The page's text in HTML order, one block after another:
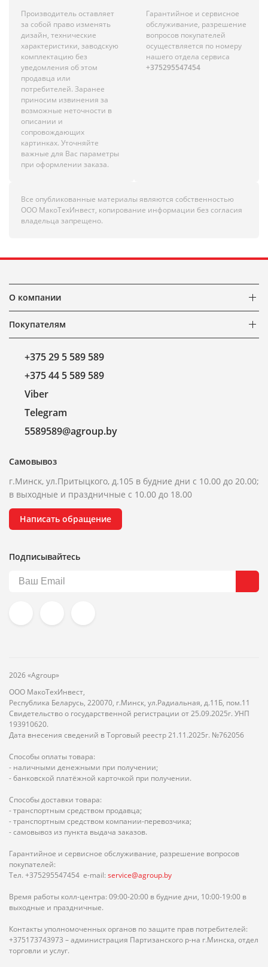
Производитель оставляет
за собой право изменять
дизайн, технические
характеристики, заводскую
комплектацию без
уведомления об этом
продавца или
потребителей. Заранее
приносим извинения за
возможные неточности в
описании и
сопровождающих
картинках. Уточняйте
важные для Вас параметры
при оформлении заказа.
Гарантийное и сервисное
обслуживание, разрешение
вопросов покупателей
осуществляется по номеру
нашего отдела сервиса
+375295547454
Все опубликованные материалы являются собственностью
ООО МакоТехИнвест, копирование информации без согласия
владельца запрещено.
О компании
Покупателям
+375 29 5 589 589
+375 44 5 589 589
Viber
Telegram
5589589@agroup.by
Самовывоз
г.Минск, ул.Притыцкого, д.105 в будние дни с 10.00 до 20.00;
в выходные и праздничные с 10.00 до 18.00
Написать обращение
Подписывайтесь
2026 «Agroup»
ООО МакоТехИнвест,
Республика Беларусь, 220070, г.Минск, ул.Радиальная, д.11Б, пом.11
Свидетельство о государственной регистрации от 25.09.2025г. УНП
193910620.
Дата внесения сведений в Торговый реестр 21.11.2025г. №762056
Способы оплаты товара:
- наличными денежными при получении;
- банковской платёжной карточкой при получении.
Способы доставки товара:
- транспортным средством продавца;
- транспортным средством компании-перевозчика;
- самовывоз из пункта выдача заказов.
Гарантийное и сервисное обслуживание, разрешение вопросов
покупателей:
Тел. +375295547454 e-mail: service@agroup.by
Время работы колл-центра: 09:00-20:00 в будние дни, 10:00-19:00 в
выходные и праздничные.
Контакты уполномоченных органов по защите прав потребителей:
+375173743973 – администрация Партизанского р-на г.Минска, отдел
торговли и услуг.